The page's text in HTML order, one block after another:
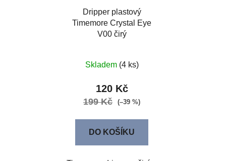
Dripper plastový
Timemore Crystal Eye
V00 čirý
Skladem (4 ks)
120 Kč
199 Kč (–39 %)
DO KOŠÍKU